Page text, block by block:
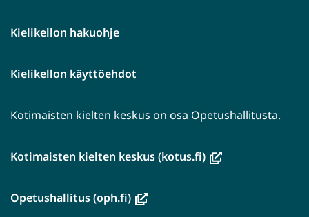
Kielikellon hakuohje
Kielikellon käyttöehdot
Kotimaisten kielten keskus on osa Opetushallitusta.
Kotimaisten kielten keskus (kotus.fi)(avautuu
Opetushallitus (oph.fi)(avautuu